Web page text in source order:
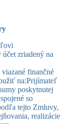
zriadený na
finančné
na:Prijímateľ
poskytnutej
so
tejto Zmluvy,
realizácie